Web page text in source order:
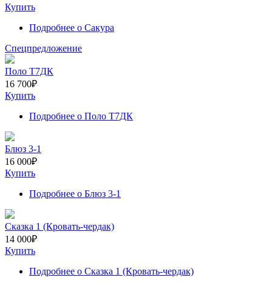
Купить
Подробнее о Сакура
Спецпредложение
Поло Т7ДК
16 700₽
Купить
Подробнее о Поло Т7ДК
Блюз 3-1
16 000₽
Купить
Подробнее о Блюз 3-1
Сказка 1 (Кровать-чердак)
14 000₽
Купить
Подробнее о Сказка 1 (Кровать-чердак)